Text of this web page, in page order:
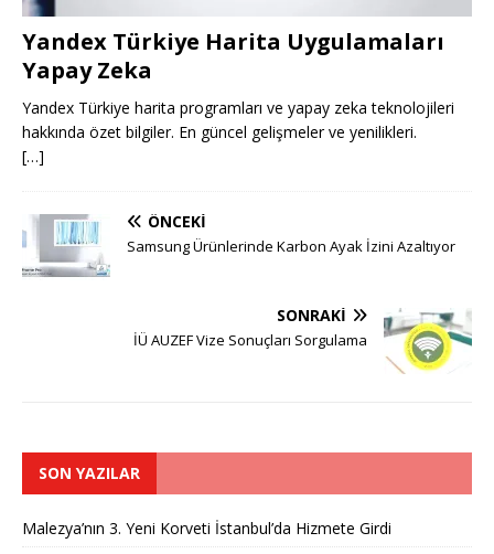
Yandex Türkiye Harita Uygulamaları
Yapay Zeka
Yandex Türkiye harita programları ve yapay zeka teknolojileri
hakkında özet bilgiler. En güncel gelişmeler ve yenilikleri.
[…]
ÖNCEKI
Samsung Ürünlerinde Karbon Ayak İzini Azaltıyor
SONRAKI
İÜ AUZEF Vize Sonuçları Sorgulama
SON YAZILAR
Malezya’nın 3. Yeni Korveti İstanbul’da Hizmete Girdi